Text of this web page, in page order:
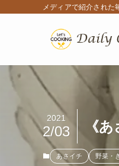
メディアで紹介された
《あ
2021
2/03
あさイチ 野菜・